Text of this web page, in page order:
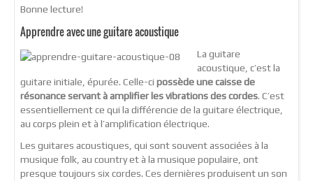
Bonne lecture!
Apprendre avec une guitare acoustique
La guitare
acoustique, c’est la
guitare initiale, épurée. Celle-ci possède une caisse de
résonance servant à amplifier les vibrations des cordes. C’est
essentiellement ce qui la différencie de la guitare électrique,
au corps plein et à l’amplification électrique.
Les guitares acoustiques, qui sont souvent associées à la
musique folk, au country et à la musique populaire, ont
presque toujours six cordes. Ces dernières produisent un son